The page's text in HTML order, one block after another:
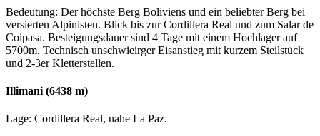
Bedeutung: Der höchste Berg Boliviens und ein beliebter Berg bei
versierten Alpinisten. Blick bis zur Cordillera Real und zum Salar de
Coipasa. Besteigungsdauer sind 4 Tage mit einem Hochlager auf
5700m. Technisch unschwieirger Eisanstieg mit kurzem Steilstück
und 2-3er Kletterstellen.
Illimani (6438 m)
Lage: Cordillera Real, nahe La Paz.